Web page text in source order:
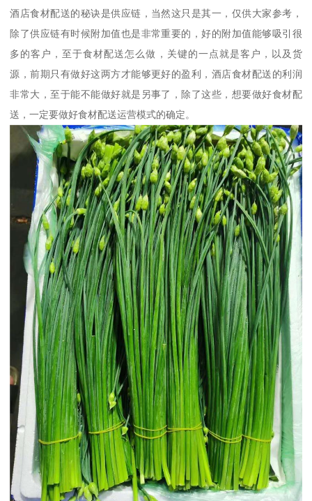
酒店食材配送的秘诀是供应链，当然这只是其一，仅供大家参考，
除了供应链有时候附加值也是非常重要的，好的附加值能够吸引很
多的客户，至于食材配送怎么做，关键的一点就是客户，以及货
源，前期只有做好这两方才能够更好的盈利，酒店食材配送的利润
非常大，至于能不能做好就是另事了，除了这些，想要做好食材配
送，一定要做好食材配送运营模式的确定。